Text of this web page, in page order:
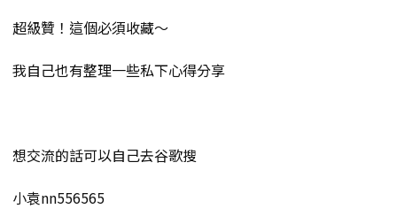
超級贊！這個必須收藏～
我自己也有整理一些私下心得分享
想交流的話可以自己去谷歌搜
小袁nn556565